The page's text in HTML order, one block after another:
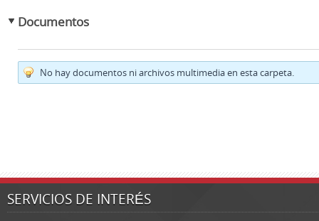
Documentos
No hay documentos ni archivos multimedia en esta carpeta.
SERVICIOS DE INTERÉS